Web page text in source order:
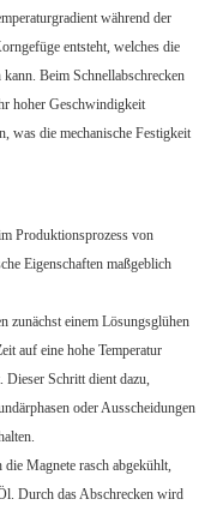
während der
entsteht, welches die
Beim Schnellabschrecken
hoher Geschwindigkeit
was die mechanische Festigkeit
Produktionsprozess von
Eigenschaften maßgeblich
zunächst einem Lösungsglühen
auf eine hohe Temperatur
Dieser Schritt dient dazu,
oder Ausscheidungen
Magnete rasch abgekühlt,
Durch das Abschrecken wird